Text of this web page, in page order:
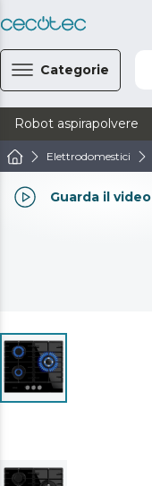
Categorie
Robot aspirapolvere
Elettrodomestici
Guarda il video